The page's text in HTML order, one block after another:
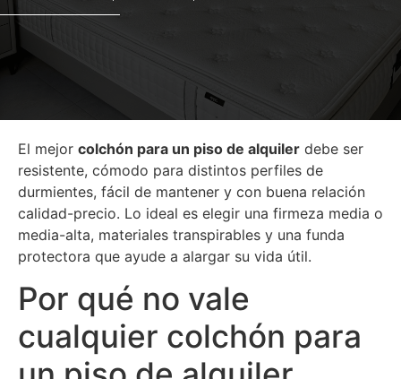
El mejor colchón para un piso de alquiler debe ser
resistente, cómodo para distintos perfiles de
durmientes, fácil de mantener y con buena relación
calidad-precio. Lo ideal es elegir una firmeza media o
media-alta, materiales transpirables y una funda
protectora que ayude a alargar su vida útil.
Por qué no vale
cualquier colchón para